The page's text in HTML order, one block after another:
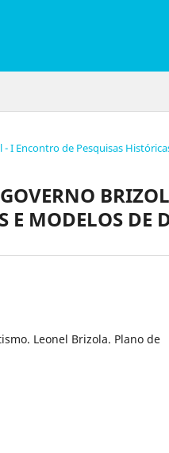
I Encontro de Pesquisas
GOVERNO
E MODELOS DE
Leonel Brizola. Plano de